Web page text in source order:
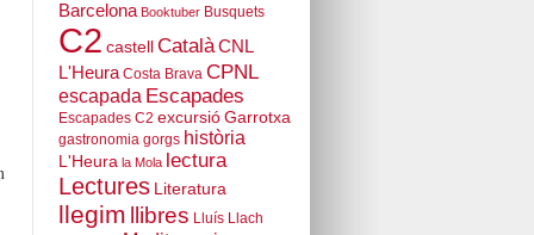
Barcelona Booktuber Busquets
C2 castell Català CNL
L'Heura Costa Brava CPNL
escapada Escapades
Escapades C2 excursió Garrotxa
gastronomia gorgs història
L'Heura la Mola lectura
Lectures Literatura
llegim llibres Lluís Llach